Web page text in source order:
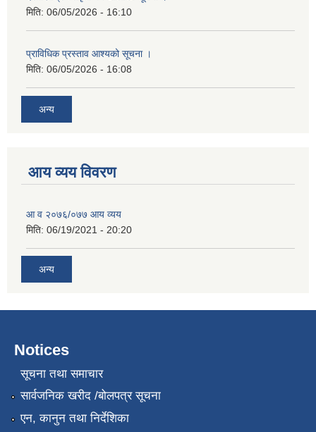
मिति: 06/05/2026 - 16:10
प्राविधिक प्रस्ताव आश्यको सूचना ।
मिति: 06/05/2026 - 16:08
अन्य
आय व्यय विवरण
आ व २०७६/०७७ आय व्यय
मिति: 06/19/2021 - 20:20
अन्य
Notices
सूचना तथा समाचार
सार्वजनिक खरीद /बोलपत्र सूचना
एन, कानुन तथा निर्देशिका